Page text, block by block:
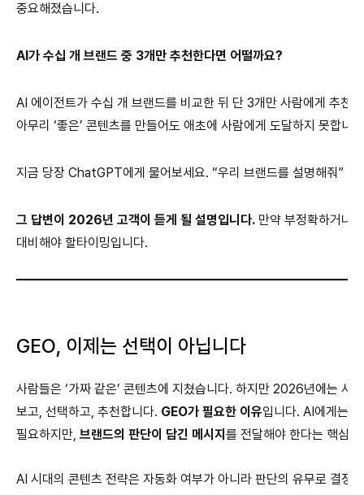
중요해졌습니다.
AI가 수십 개 브랜드 중 3개만 추천한다면 어떨까요?
AI 에이전트가 수십 개 브랜드를 비교한 뒤 단 3개만 사람에게 추천
아무리 ‘좋은’ 콘텐츠를 만들어도 애초에 사람에게 도달하지 못합니
지금 당장 ChatGPT에게 물어보세요. “우리 브랜드를 설명해줘”
그 답변이 2026년 고객이 듣게 될 설명입니다. 만약 부정확하거나
대비해야 할타이밍입니다.
GEO, 이제는 선택이 아닙니다
사람들은 ‘가짜 같은’ 콘텐츠에 지쳤습니다. 하지만 2026년에는 사
보고, 선택하고, 추천합니다. GEO가 필요한 이유입니다. AI에게는
필요하지만, 브랜드의 판단이 담긴 메시지 를 전달해야 한다는 핵심은
AI 시대의 콘텐츠 전략은 자동화 여부가 아니라 판단의 유무로 결정